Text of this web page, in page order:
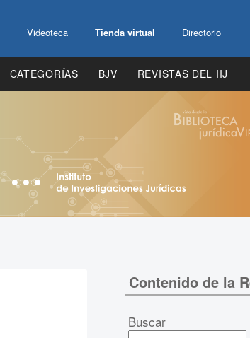
Videoteca Tienda virtual Directorio
CATEGORÍAS BJV REVISTAS DEL IIJ
Contenido de la
Buscar